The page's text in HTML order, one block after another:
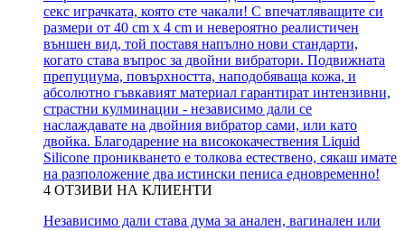
секс играчката, която сте чакали! С впечатляващите си
размери от 40 cm x 4 cm и невероятно реалистичен
външен вид, той поставя напълно нови стандарти,
когато става въпрос за двойни вибратори. Подвижната
препуциума, повърхността, наподобяваща кожа, и
абсолютно гъвкавият материал гарантират интензивни,
страстни кулминации - независимо дали се
наслаждавате на двойния вибратор сами, или като
двойка. Благодарение на висококачествения Liquid
Silicone проникването е толкова естествено, сякаш имате
на разположение два истински пениса едновременно!
4 ОТЗИВИ НА КЛИЕНТИ
Независимо дали става дума за анален, вагинален или